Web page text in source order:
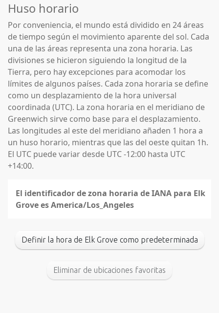
Huso horario
Por conveniencia, el mundo está dividido en 24 áreas
de tiempo según el movimiento aparente del sol. Cada
una de las áreas representa una zona horaria. Las
divisiones se hicieron siguiendo la longitud de la
Tierra, pero hay excepciones para acomodar los
límites de algunos países. Cada zona horaria se define
como un desplazamiento de la hora universal
coordinada (UTC). La zona horaria en el meridiano de
Greenwich sirve como base para el desplazamiento.
Las longitudes al este del meridiano añaden 1 hora a
un huso horario, mientras que las del oeste quitan 1h.
El UTC puede variar desde UTC -12:00 hasta UTC
+14:00.
El identificador de zona horaria de IANA para Elk
Grove es America/Los_Angeles
Definir la hora de Elk Grove como predeterminada
Eliminar de ubicaciones favoritas